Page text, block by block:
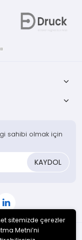
sahibi olmak için
KAYDOL
sitemizde çerezler
Metni’ni